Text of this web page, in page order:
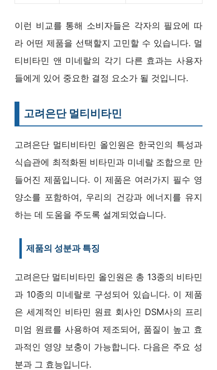
이런 비교를 통해 소비자들은 각자의 필요에 따
라 어떤 제품을 선택할지 고민할 수 있습니다. 멀
티비타민 앤 미네랄의 각기 다른 효과는 사용자
들에게 있어 중요한 결정 요소가 될 것입니다.
고려은단 멀티비타민
고려은단 멀티비타민 올인원은 한국인의 특성과
식습관에 최적화된 비타민과 미네랄 조합으로 만
들어진 제품입니다. 이 제품은 여러가지 필수 영
양소를 포함하여, 우리의 건강과 에너지를 유지
하는 데 도움을 주도록 설계되었습니다.
제품의 성분과 특징
고려은단 멀티비타민 올인원은 총 13종의 비타민
과 10종의 미네랄로 구성되어 있습니다. 이 제품
은 세계적인 비타민 원료 회사인 DSM사의 프리
미엄 원료를 사용하여 제조되어, 품질이 높고 효
과적인 영양 보충이 가능합니다. 다음은 주요 성
분과 그 효능입니다.